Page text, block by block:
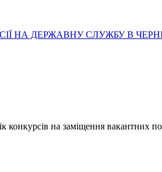
НА ДЕРЖАВНУ СЛУЖБУ В
конкурсів на заміщення вакантних